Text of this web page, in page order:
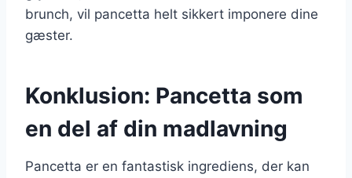
brunch, vil pancetta helt sikkert imponere dine
gæster.
Konklusion: Pancetta som
en del af din madlavning
Pancetta er en fantastisk ingrediens, der kan